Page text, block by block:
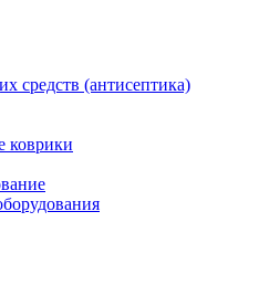
средств (антисептика)
коврики